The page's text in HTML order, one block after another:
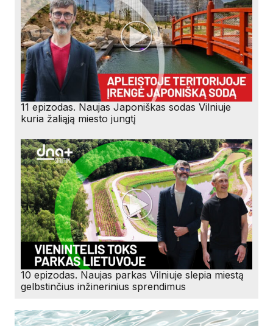
11 epizodas. Naujas Japoniškas sodas Vilniuje
kuria žaliąją miesto jungtį
10 epizodas. Naujas parkas Vilniuje slepia miestą
gelbstinčius inžinerinius sprendimus